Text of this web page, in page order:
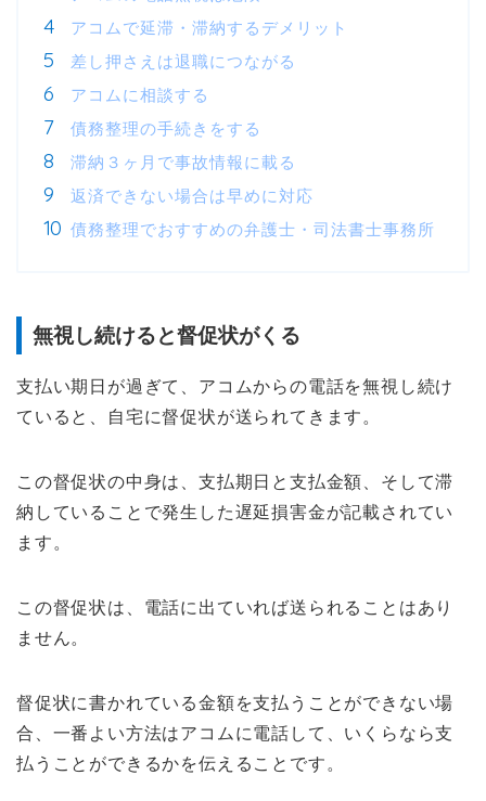
アコムで延滞・滞納するデメリット
差し押さえは退職につながる
アコムに相談する
債務整理の手続きをする
滞納３ヶ月で事故情報に載る
返済できない場合は早めに対応
債務整理でおすすめの弁護士・司法書士事務所
無視し続けると督促状がくる
支払い期日が過ぎて、アコムからの電話を無視し続け
ていると、自宅に督促状が送られてきます。
この督促状の中身は、支払期日と支払金額、そして滞
納していることで発生した遅延損害金が記載されてい
ます。
この督促状は、電話に出ていれば送られることはあり
ません。
督促状に書かれている金額を支払うことができない場
合、一番よい方法はアコムに電話して、いくらなら支
払うことができるかを伝えることです。